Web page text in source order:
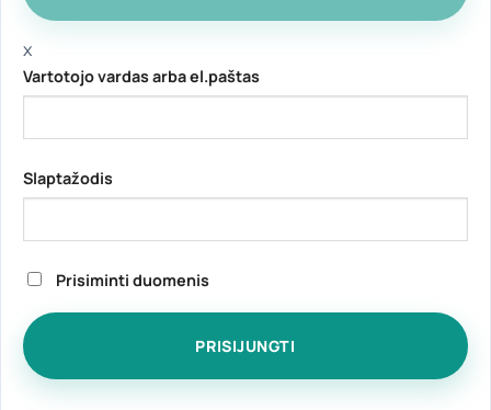
x
Vartotojo vardas arba el.paštas
Slaptažodis
Prisiminti duomenis